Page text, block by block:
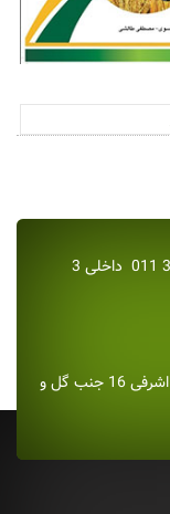
مازندران بابل چهار راه نواب صفوی روبروی اشرفی 16 جنب گل و